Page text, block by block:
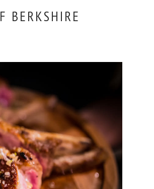
BERKSHIRE